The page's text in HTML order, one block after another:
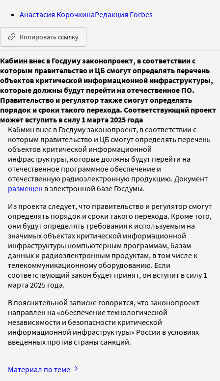
Анастасия КорочкинаРедакция Forbes
Копировать ссылку
Кабмин внес в Госдуму законопроект, в соответствии с
которым правительство и ЦБ смогут определять перечень
объектов критической информационной инфраструктуры,
которые должны будут перейти на отечественное ПО.
Правительство и регулятор также смогут определять
порядок и сроки такого перехода. Соответствующий проект
может вступить в силу 1 марта 2025 года
Кабмин внес в Госдуму законопроект, в соответствии с
которым правительство и ЦБ смогут определять перечень
объектов критической информационной
инфраструктуры, которые должны будут перейти на
отечественное программное обеспечение и
отечественную радиоэлектронную продукцию. Документ
размещен в электронной базе Госдумы.
Из проекта следует, что правительство и регулятор смогут
определять порядок и сроки такого перехода. Кроме того,
они будут определять требования к используемым на
значимых объектах критической информационной
инфраструктуры компьютерным программам, базам
данных и радиоэлектронным продуктам, в том числе к
телекоммуникационному оборудованию. Если
соответствующий закон будет принят, он вступит в силу 1
марта 2025 года.
В пояснительной записке говорится, что законопроект
направлен на «обеспечение технологической
независимости и безопасности критической
информационной инфраструктуры» России в условиях
введенных против страны санкций.
Материал по теме